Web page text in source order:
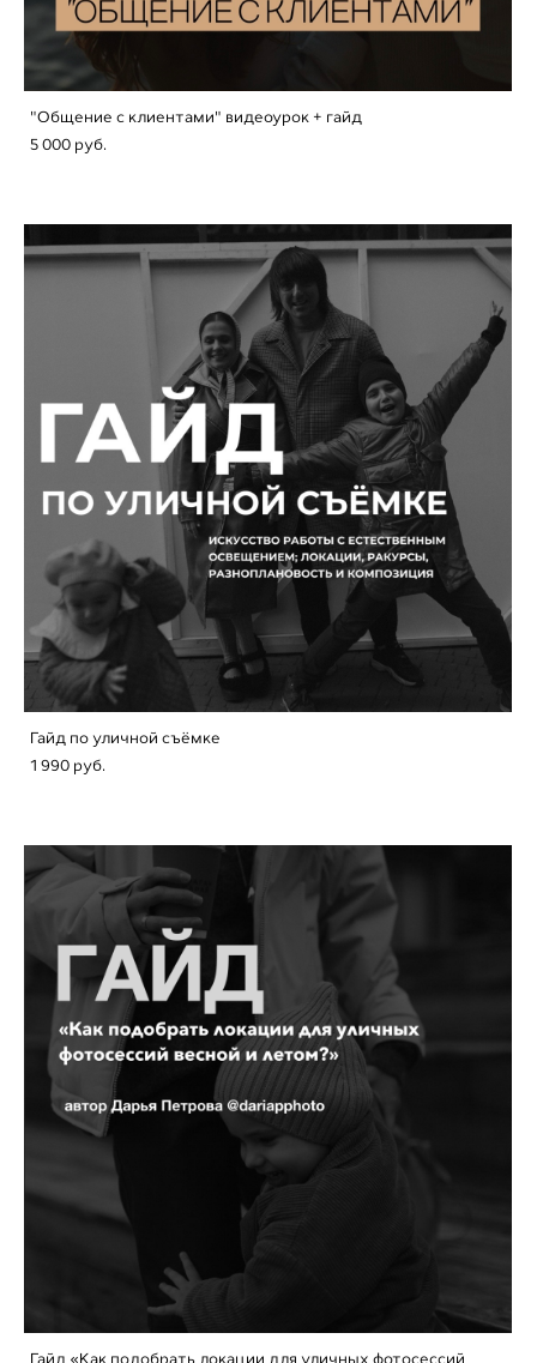
"Общение с клиентами" видеоурок + гайд
5 000 pуб.
Гайд по уличной съёмке
1 990 pуб.
Гайд «Как подобрать локации для уличных фотосессий